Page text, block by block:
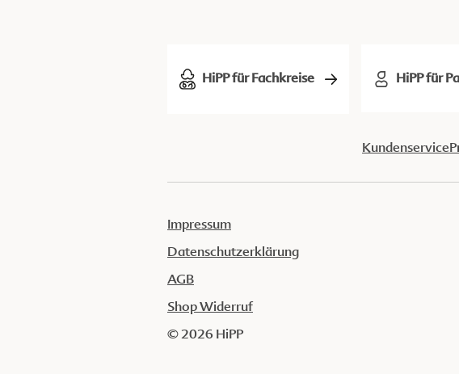
HiPP für Fachkreise HiPP für
Kundenservice
Impressum
Datenschutzerklärung
AGB
Shop Widerruf
© 2026 HiPP